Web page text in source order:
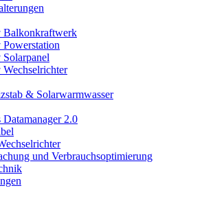
Balkonkraftwerk
Powerstation
Solarpanel
Wechselrichter
& Solarwarmwasser
Datamanager 2.0
und Verbrauchsoptimierung